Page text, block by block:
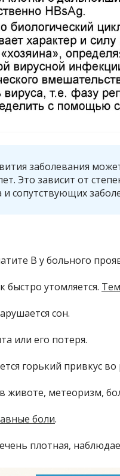
заболевания
Это зависит от
и сопутствующих
В у больного
быстро утомляется.
сон.
или его потеря.
горький привкус во
животе, метеоризм,
боли.
плотная,